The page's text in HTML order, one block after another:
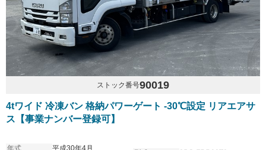
ストック番号90019
4tワイド 冷凍バン 格納パワーゲート -30℃設定 リアエアサ
ス【事業ナンバー登録可】
年式
平成30年4月